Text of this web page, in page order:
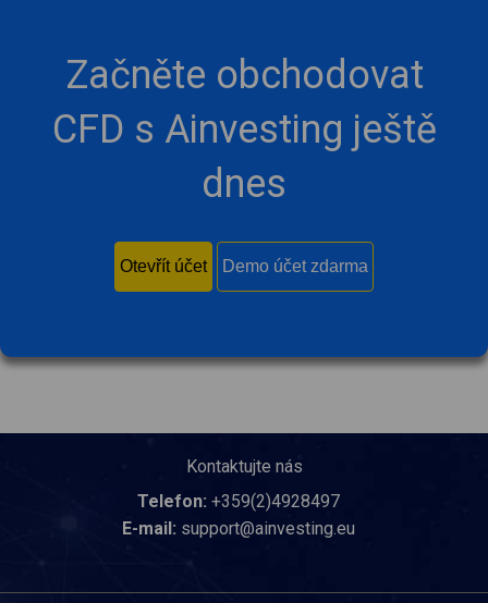
Začněte obchodovat
CFD s Ainvesting ještě
dnes
Otevřít účet Demo účet zdarma
Kontaktujte nás
Telefon: +359(2)4928497
E-mail: support@ainvesting.eu